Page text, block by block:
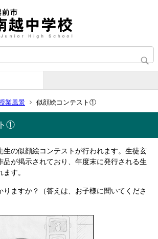
業風景 似顔絵コンテスト①
①
生の似顔絵コンテストが行われます。生徒玄
品が掲示されており、年度末に発行される生
す。
りますか？（答えは、お子様に聞いてくださ